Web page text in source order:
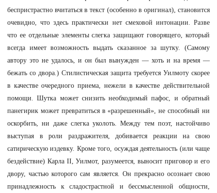
беспристрастно вчитаться в текст (особенно в оригинал), становится
очевидно, что здесь практически нет смеховой интонации. Разве
что ее отдельные элементы слегка защищают говорящего, который
всегда имеет возможность выдать сказанное за шутку. (Самому
автору это не удалось, и он был вынужден — хоть и на время —
бежать со двора.) Стилистическая защита требуется Уилмоту скорее
в качестве очередного приема, нежели в качестве действительной
помощи. Шутка может снизить необходимый пафос, и обратный
панегирик может превратиться в «разрешенный», не способный ни
оскорбить, ни даже слегка уколоть. Между тем поэт, настойчиво
выступая в роли раздражителя, добивается реакции на свою
сатирическую издевку. Кроме того, осуждая деятельность (или чаще
бездействие) Карла II, Уилмот, разумеется, выносит приговор и его
двору, частью которого сам является. Он прекрасно осознает свою
принадлежность к сладострастной и бессмысленной общности,